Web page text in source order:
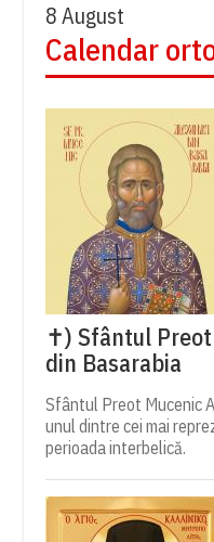
8 August
Calendar
✝) Sfântul
din Basarabia
Sfântul Preot Mucenic
unul dintre cei mai
perioada interbelică.